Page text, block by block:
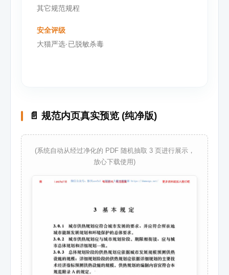
其它规范规程
安全评级
大猫严选·已脱敏杀毒
📄 规范内页真实预览 (纯净版)
(系统自动从经过净化的 PDF 随机抽取 3 页进行展示，
放心下载使用)